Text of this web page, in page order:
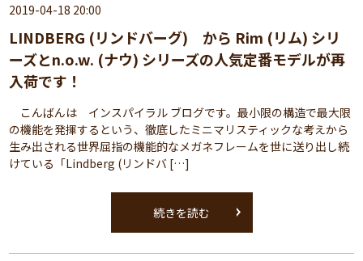
2019-04-18 20:00
LINDBERG (リンドバーグ) から Rim (リム) シリ
ーズとn.o.w. (ナウ) シリーズの人気定番モデルが再
入荷です！
こんばんは インスパイラル ブログです。最小限の構造で最大限
の機能を発揮するという、徹底したミニマリスティックな考えから
生み出される世界屈指の機能的なメガネフレームを世に送り出し続
けている「Lindberg (リンドバ […]
続きを読む